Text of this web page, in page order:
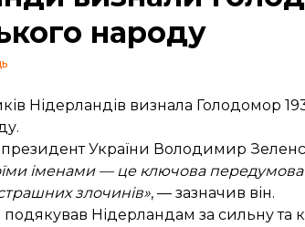
народу
Нідерландів визнала Голодомор
президент України Володимир
іменами — це ключова
злочинів», — зазначив він.
Нідерландам за сильну та